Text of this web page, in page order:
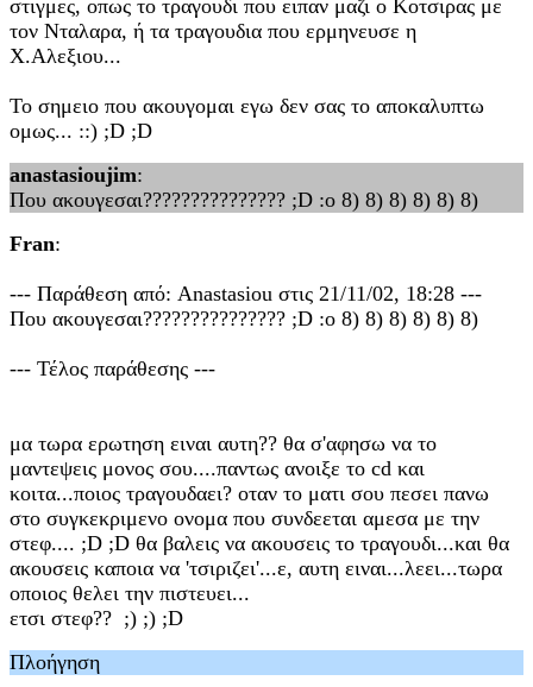
στιγμες, οπως το τραγουδι που ειπαν μαζι ο Κοτσιρας με
τον Νταλαρα, ή τα τραγουδια που ερμηνευσε η
Χ.Αλεξιου...
Το σημειο που ακουγομαι εγω δεν σας το αποκαλυπτω
ομως... ::) ;D ;D
anastasioujim:
Που ακουγεσαι??????????????? ;D :o 8) 8) 8) 8) 8) 8)
Fran:
--- Παράθεση από: Anastasiou στις 21/11/02, 18:28 ---
Που ακουγεσαι??????????????? ;D :o 8) 8) 8) 8) 8) 8)
--- Τέλος παράθεσης ---
μα τωρα ερωτηση ειναι αυτη?? θα σ'αφησω να το
μαντεψεις μονος σου....παντως ανοιξε το cd και
κοιτα...ποιος τραγουδαει? οταν το ματι σου πεσει πανω
στο συγκεκριμενο ονομα που συνδεεται αμεσα με την
στεφ.... ;D ;D θα βαλεις να ακουσεις το τραγουδι...και θα
ακουσεις καποια να 'τσιριζει'...ε, αυτη ειναι...λεει...τωρα
οποιος θελει την πιστευει...
ετσι στεφ?? ;) ;) ;D
Πλοήγηση